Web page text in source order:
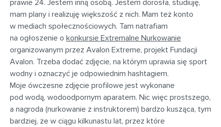
prawie 24. Jestem inną osobą. Jestem dorosła, studiuję,
mam plany i realizuję większość z nich. Mam też konto
w mediach społecznościowych. Tam natrafiam
na ogłoszenie o konkursie Extremalne Nurkowanie
organizowanym przez Avalon Extreme, projekt Fundacji
Avalon. Trzeba dodać zdjęcie, na którym uprawia się sport
wodny i oznaczyć je odpowiednim hashtagiem.
Moje ówczesne zdjęcie profilowe jest wykonane
pod wodą, wodoodpornym aparatem. Nic więc prostszego,
a nagroda (nurkowanie z instruktorem) bardzo kusząca, tym
bardziej, że w ciągu kilkunastu lat, przez które